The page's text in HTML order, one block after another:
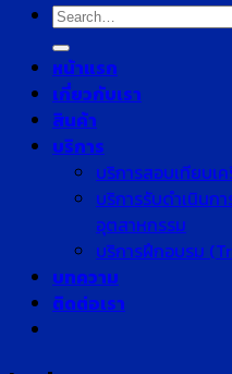
Search
for:
หน้าแรก
เกี่ยวกับเรา
สินค้า
บริการ
บริการสอบเทียบเ
บริการรับดำเนินก
อุตสาหกรรม
บริการฝึกอบรม
บทความ
ติดต่อเรา